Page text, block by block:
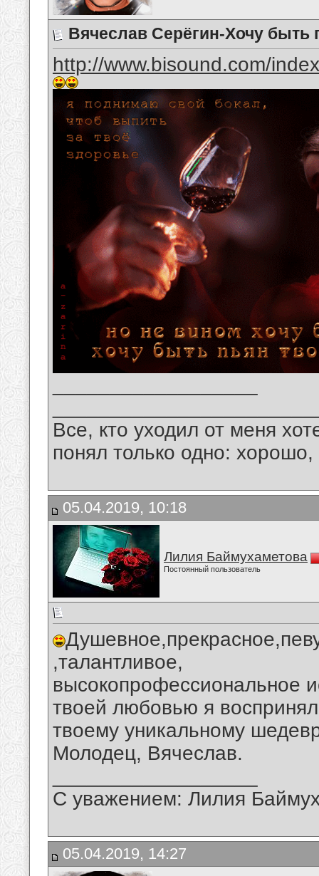
Вячеслав Серёгин-Хочу
http://www.bisound.com/
Все, кто уходил от меня
понял только одно:
05.04.2019, 10:18
Лилия Баймухаметова
Постоянный пользователь
,талантливое,
высокопрофессиональное
твоей любовью я
твоему уникальному
Молодец, Вячеслав.
С уважением: Лилия
05.04.2019, 14:27